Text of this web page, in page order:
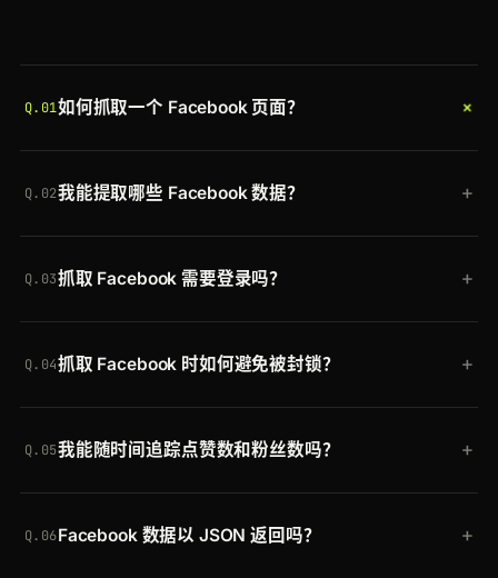
Q.01如何抓取一个 Facebook 页面？ +
scraper=facebook-page发送到 Crawlbase
丝数、简介、帖子、照片和视频的干净 JSON。
Q.02我能提取哪些 Facebook 数据？ +
于页面，facebook-profile用于个人资料，
Q.03抓取 Facebook 需要登录吗？ +
因此你获得的正是未登录访客所看到的内容。
Q.04抓取 Facebook 时如何避免被封锁？ +
路由，渲染 JavaScript，并自动清除机器人检测。你
Q.05我能随时间追踪点赞数和粉丝数吗？ +
数字返回，因此你可以存储它们并绘制触达和增长随
Q.06Facebook 数据以 JSON 返回吗？ +